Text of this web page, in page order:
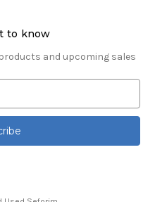
to know
and upcoming sales